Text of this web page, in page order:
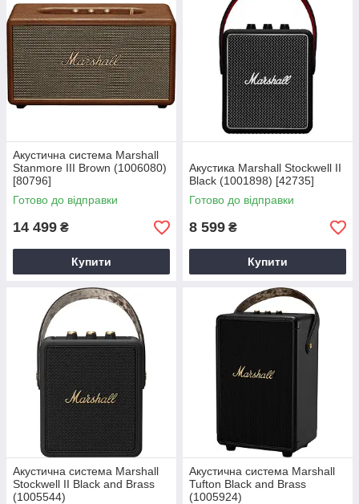
Акустична система Marshall
Stanmore III Brown (1006080)
[80796]
Готово до відправки
14 499 ₴
Купити
Акустика Marshall Stockwell II
Black (1001898) [42735]
Готово до відправки
8 599 ₴
Купити
Акустична система Marshall
Stockwell II Black and Brass
(1005544)
Акустична система Marshall
Tufton Black and Brass
(1005924)